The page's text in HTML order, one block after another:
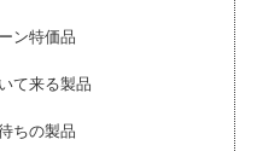
ン特価品
て来る製品
ちの製品